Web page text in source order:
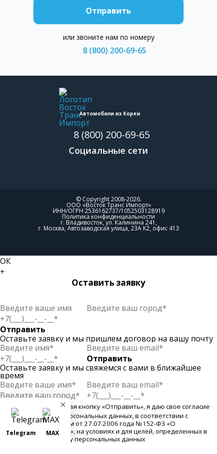
Отправить
или звоните нам по номеру
8 (800) 200-69-65
Автомобили из Кореи
8 (800) 200-69-65
Социальные сети
© Copyright 2008-2026.
ООО «Восток Транс Импорт»
ИНН/ОГРН 2536162737/1052503128919
Политика конфиденциальности
г. Владивосток, ул. Калинина 241,
г. Москва, Автозаводская улица, 23А К2, офис 413
×
Telegram MAX
ОК
+
Оставить заявку
Отправить
Оставьте заявку и мы пришлем договор на вашу почту
Отправить
Оставьте заявку и мы свяжемся с вами в ближайшее
время
Отправить Нажимая кнопку «Отправить», я даю свое согласие
на обработку моих персональных данных, в соответствии с
Федеральным законом от 27.07.2006 года №152-ФЗ «О
персональных данных», на условиях и для целей, определенных в
Согласии на обработку персональных данных